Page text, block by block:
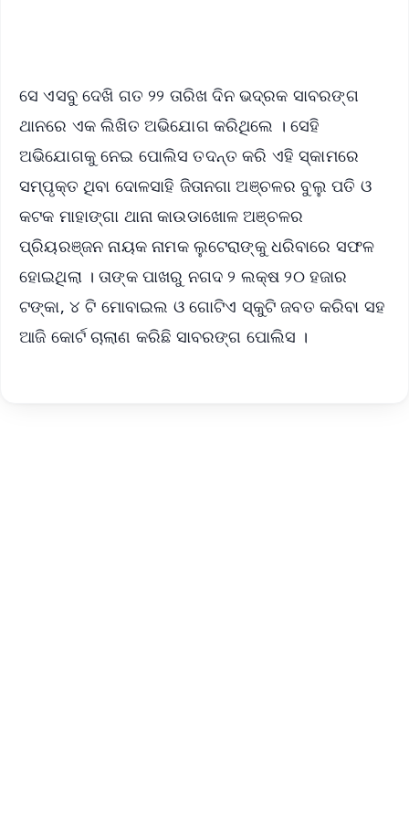
ସେ ଏସବୁ ଦେଖି ଗତ ୨୨ ତାରିଖ ଦିନ ଭଦ୍ରକ ସାବରଙ୍ଗ
ଥାନରେ ଏକ ଲିଖିତ ଅଭିଯୋଗ କରିଥିଲେ । ସେହି
ଅଭିଯୋଗକୁ ନେଇ ପୋଲିସ ତଦନ୍ତ କରି ଏହି ସ୍କାମରେ
ସମ୍ପୃକ୍ତ ଥିବା ଦୋଳସାହି ଜିତାନଗା ଅଞ୍ଚଳର ବୁଲୁ ପତି ଓ
କଟକ ମାହାଙ୍ଗା ଥାନା କାଉଡାଖୋଳ ଅଞ୍ଚଳର
ପ୍ରିୟରଞ୍ଜନ ନାୟକ ନାମକ ଲୁଟେରାଙ୍କୁ ଧରିବାରେ ସଫଳ
ହୋଇଥିଲା । ତାଙ୍କ ପାଖରୁ ନଗଦ ୨ ଲକ୍ଷ ୨୦ ହଜାର
ଟଙ୍କା, ୪ ଟି ମୋବାଇଲ ଓ ଗୋଟିଏ ସ୍କୁଟି ଜବତ କରିବା ସହ
ଆଜି କୋର୍ଟ ଚାଲାଣ କରିଛି ସାବରଙ୍ଗ ପୋଲିସ ।